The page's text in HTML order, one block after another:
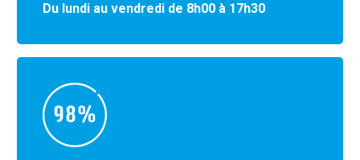
Du lundi au vendredi de 8h00 à 17h30